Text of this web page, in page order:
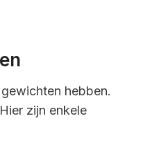
hebben.
zijn enkele